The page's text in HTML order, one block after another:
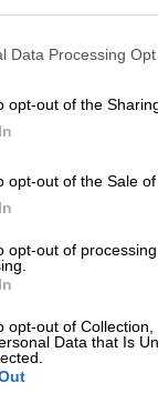
Data Processing
opt-out of the
opt-out of the Sale
opt-out of
opt-out of
Data that Is
τη Νίκαια
στην